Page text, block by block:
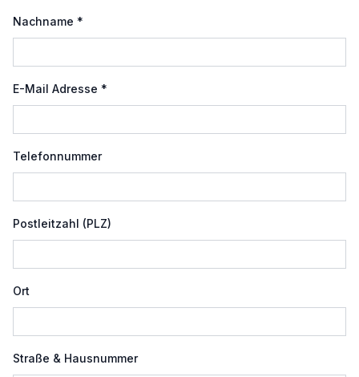
Nachname *
E-Mail Adresse *
Telefonnummer
Postleitzahl (PLZ)
Ort
Straße & Hausnummer